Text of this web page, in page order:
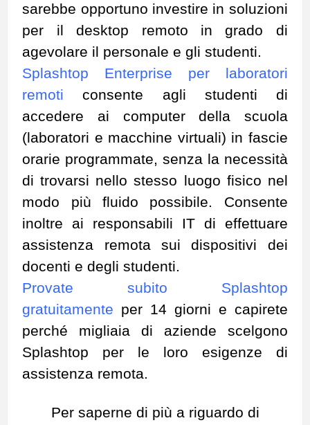
sarebbe opportuno investire in soluzioni
per il desktop remoto in grado di
agevolare il personale e gli studenti.
Splashtop Enterprise per laboratori
remoti consente agli studenti di
accedere ai computer della scuola
(laboratori e macchine virtuali) in fascie
orarie programmate, senza la necessità
di trovarsi nello stesso luogo fisico nel
modo più fluido possibile. Consente
inoltre ai responsabili IT di effettuare
assistenza remota sui dispositivi dei
docenti e degli studenti.
Provate subito Splashtop
gratuitamente per 14 giorni e capirete
perché migliaia di aziende scelgono
Splashtop per le loro esigenze di
assistenza remota.
Per saperne di più a riguardo di